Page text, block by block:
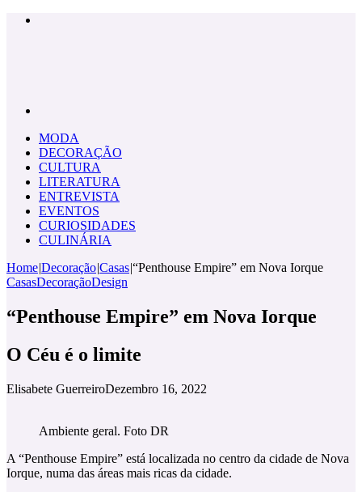
MODA
DECORAÇÃO
CULTURA
LITERATURA
ENTREVISTA
EVENTOS
CURIOSIDADES
CULINÁRIA
Home|Decoração|Casas|“Penthouse Empire” em Nova Iorque
CasasDecoraçãoDesign
“Penthouse Empire” em Nova Iorque
O Céu é o limite
Elisabete GuerreiroDezembro 16, 2022
Ambiente geral. Foto DR
A “Penthouse Empire” está localizada no centro da cidade de Nova
Iorque, numa das áreas mais ricas da cidade.